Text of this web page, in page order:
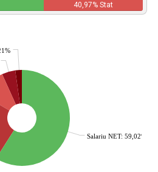
40,97% Stat
Salariu NET: 59,02%